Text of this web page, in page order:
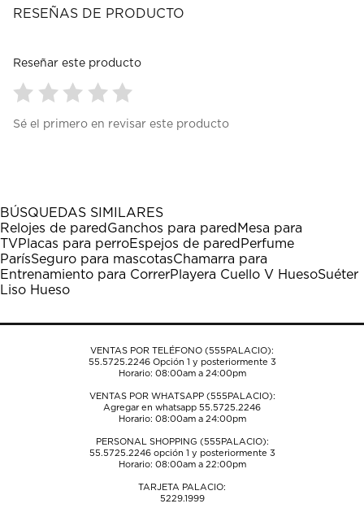
RESEÑAS DE PRODUCTO
Reseñar este producto
para
1
estrella
Esta
acción
abrirá
el
formulario
envío.
para
estrellas.
Esta
acción
abrirá
el
formulario
envío.
para
estrellas.
Esta
acción
abrirá
el
formulario
envío.
para
estrellas.
Esta
acción
abrirá
el
envío.
para
estrellas.
Esta
acción
abrirá
el
envío.
Sé el primero en revisar este producto
BÚSQUEDAS SIMILARES
Relojes de pared Ganchos para pared Mesa para
TVPlacas para perroEspejos de pared Perfume
ParísSeguro para mascotasChamarra para
Entrenamiento para CorrerPlayera Cuello V HuesoSuéter
Liso Hueso
VENTAS POR TELÉFONO (555PALACIO):
55.5725.2246Opción 1 y posteriormente 3
Horario: 08:00am a 24:00pm
VENTAS POR WHATSAPP (555PALACIO):
Agregar en whatsapp 55.5725.2246
Horario: 08:00am a 24:00pm
PERSONAL SHOPPING (555PALACIO):
55.5725.2246opción 1 y posteriormente 3
Horario: 08:00am a 22:00pm
TARJETA PALACIO:
5229.1999